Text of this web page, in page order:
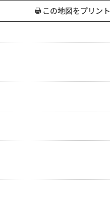
この地図をプリン